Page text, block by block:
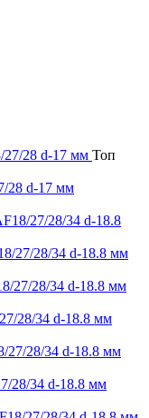
Топ
28 d-17 мм
27/28/34 d-18.8 мм
28/34 d-18.8 мм
28/34 d-18.8 мм